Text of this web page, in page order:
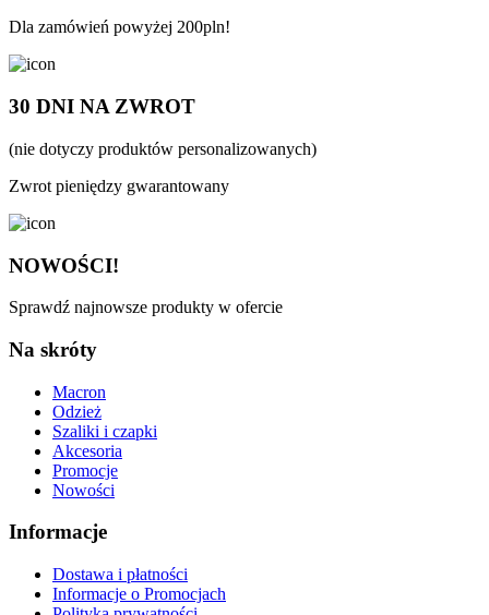
Dla zamówień powyżej 200pln!
30 DNI NA ZWROT
(nie dotyczy produktów personalizowanych)
Zwrot pieniędzy gwarantowany
NOWOŚCI!
Sprawdź najnowsze produkty w ofercie
Na skróty
Macron
Odzież
Szaliki i czapki
Akcesoria
Promocje
Nowości
Informacje
Dostawa i płatności
Informacje o Promocjach